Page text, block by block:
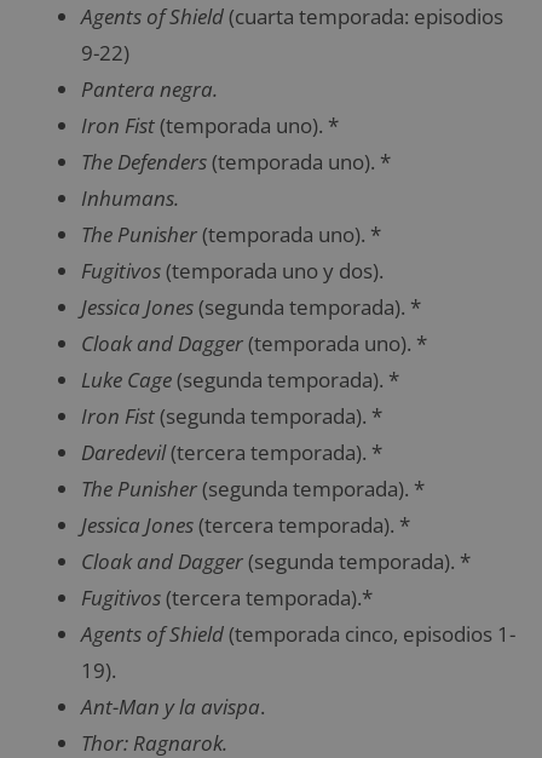
Agents of Shield(cuarta temporada: episodios
9-22)
Pantera negra.
Iron Fist(temporada uno). *
The Defenders(temporada uno). *
Inhumans.
The Punisher(temporada uno). *
Fugitivos(temporada uno y dos).
Jessica Jones(segunda temporada). *
Cloak and Dagger(temporada uno). *
Luke Cage(segunda temporada). *
Iron Fist(segunda temporada). *
Daredevil(tercera temporada). *
The Punisher(segunda temporada). *
Jessica Jones(tercera temporada). *
Cloak and Dagger(segunda temporada). *
Fugitivos(tercera temporada).*
Agents of Shield(temporada cinco, episodios 1-
19).
Ant-Man y la avispa.
Thor: Ragnarok.